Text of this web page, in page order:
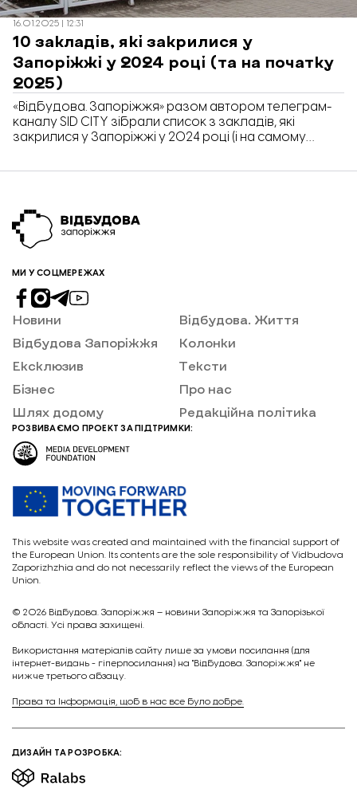
16.01.2025 | 12:31
10 закладів, які закрилися у
Запоріжжі у 2024 році (та на початку
2025)
«Відбудова. Запоріжжя» разом автором телеграм-
каналу SID CITY зібрали список з закладів, які
закрилися у Запоріжжі у 2024 році (і на самому
МИ У СОЦМЕРЕЖАХ
Новини
Відбудова Запоріжжя
Ексклюзив
Бізнес
Шлях додому
Відбудова. Життя
Колонки
Тексти
Про нас
Редакційна політика
РОЗВИВАЄМО ПРОЕКТ ЗА ПІДТРИМКИ:
This website was created and maintained with the financial support of
the European Union. Its contents are the sole responsibility of Vidbudova
Zaporizhzhia and do not necessarily reflect the views of the European
Union.
© 2026 Відбудова. Запоріжжя – новини Запоріжжя та Запорізької
області. Усі права захищені.
Викориcтання матеріалів сайту лише за умови посилання (для
інтернет-видань - гіперпосилання) на "Відбудова. Запоріжжя" не
нижче третього абзацу.
Права та Інформація, щоб в нас все було добре.
ДИЗАЙН ТА РОЗРОБКА: